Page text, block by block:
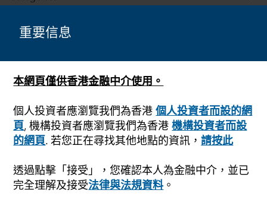
重要信息
本網頁僅供香港金融中介使用。
個人投資者應瀏覽我們為香港個人投資者而設的網
頁, 機構投資者應瀏覽我們為香港機構投資者而設
的網頁. 若您正在尋找其他地點的資訊，請按此
透過點擊「接受」，您確認本人為金融中介，並已
完全理解及接受法律與法規資料。
市場波動
2022年2月11日